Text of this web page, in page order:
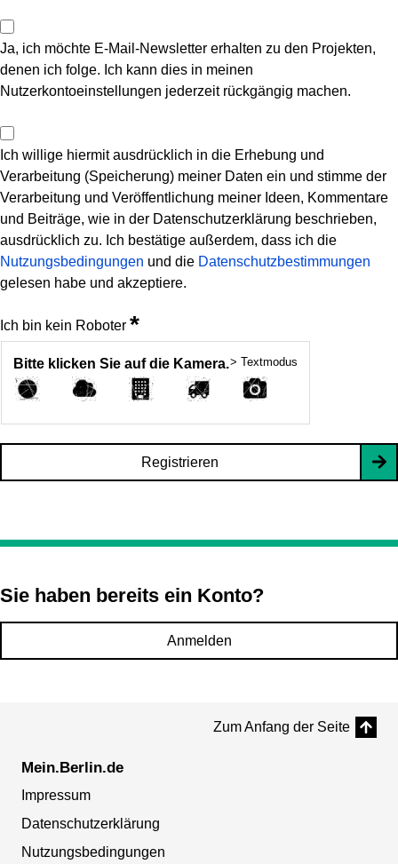
Ja, ich möchte E-Mail-Newsletter erhalten zu den Projekten,
denen ich folge. Ich kann dies in meinen
Nutzerkontoeinstellungen jederzeit rückgängig machen.
Ich willige hiermit ausdrücklich in die Erhebung und
Verarbeitung (Speicherung) meiner Daten ein und stimme der
Verarbeitung und Veröffentlichung meiner Ideen, Kommentare
und Beiträge, wie in der Datenschutzerklärung beschrieben,
ausdrücklich zu. Ich bestätige außerdem, dass ich die
Nutzungsbedingungen und die Datenschutzbestimmungen
gelesen habe und akzeptiere.
Ich bin kein Roboter *
Bitte klicken Sie auf die Kamera.> Textmodus
Registrieren
Sie haben bereits ein Konto?
Anmelden
Zum Anfang der Seite
Mein.Berlin.de
Impressum
Datenschutzerklärung
Nutzungsbedingungen